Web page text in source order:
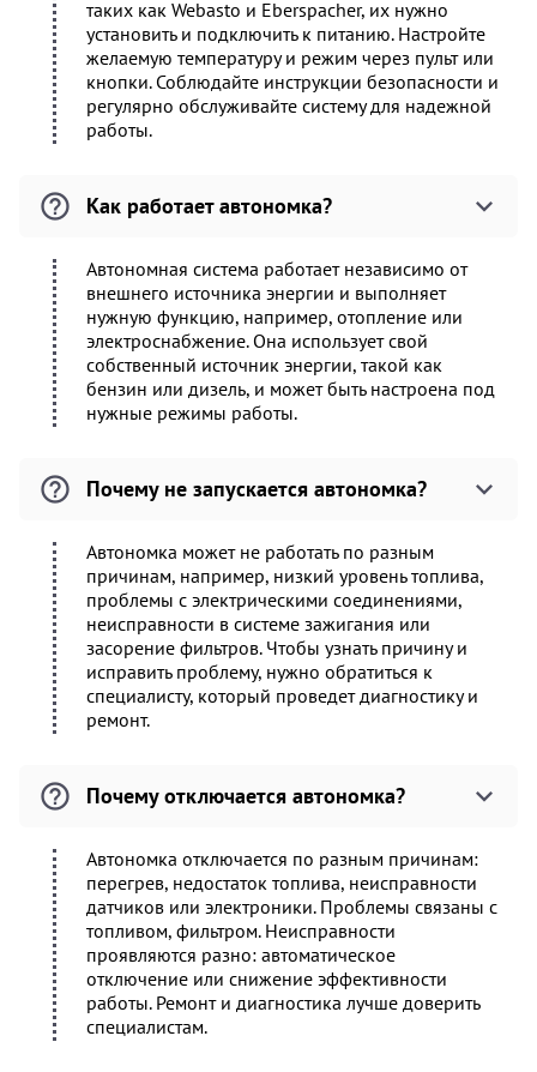
таких как Webasto и Eberspacher, их нужно
установить и подключить к питанию. Настройте
желаемую температуру и режим через пульт или
кнопки. Соблюдайте инструкции безопасности и
регулярно обслуживайте систему для надежной
работы.
Как работает автономка?
Автономная система работает независимо от
внешнего источника энергии и выполняет
нужную функцию, например, отопление или
электроснабжение. Она использует свой
собственный источник энергии, такой как
бензин или дизель, и может быть настроена под
нужные режимы работы.
Почему не запускается автономка?
Автономка может не работать по разным
причинам, например, низкий уровень топлива,
проблемы с электрическими соединениями,
неисправности в системе зажигания или
засорение фильтров. Чтобы узнать причину и
исправить проблему, нужно обратиться к
специалисту, который проведет диагностику и
ремонт.
Почему отключается автономка?
Автономка отключается по разным причинам:
перегрев, недостаток топлива, неисправности
датчиков или электроники. Проблемы связаны с
топливом, фильтром. Неисправности
проявляются разно: автоматическое
отключение или снижение эффективности
работы. Ремонт и диагностика лучше доверить
специалистам.